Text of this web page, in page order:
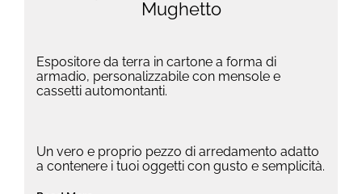
Espositore da terra in cartone a forma di
armadio, personalizzabile con mensole e
cassetti automontanti.
Un vero e proprio pezzo di arredamento adatto
a contenere i tuoi oggetti con gusto e semplicità.